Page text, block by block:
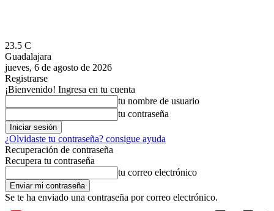
23.5 C
Guadalajara
jueves, 6 de agosto de 2026
Registrarse
¡Bienvenido! Ingresa en tu cuenta
tu nombre de usuario
tu contraseña
¿Olvidaste tu contraseña? consigue ayuda
Recuperación de contraseña
Recupera tu contraseña
tu correo electrónico
Se te ha enviado una contraseña por correo electrónico.